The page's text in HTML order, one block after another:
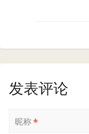
发表评论
昵称*